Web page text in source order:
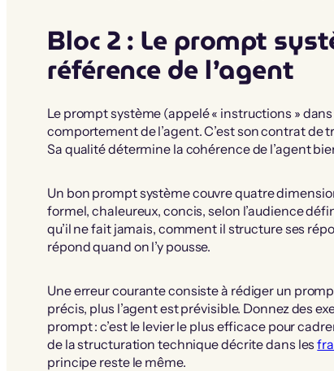
Bloc 2 : Le prompt
référence de l’agent
Le prompt système (appelé « instructions »
comportement de l’agent. C’est son contrat de
Sa qualité détermine la cohérence de l’agent
Un bon prompt système couvre quatre
formel, chaleureux, concis, selon l’audience
qu’il ne fait jamais, comment il structure ses
répond quand on l’y pousse.
Une erreur courante consiste à rédiger un
précis, plus l’agent est prévisible. Donnez des
prompt : c’est le levier le plus efficace pour
de la structuration technique décrite dans les
principe reste le même.